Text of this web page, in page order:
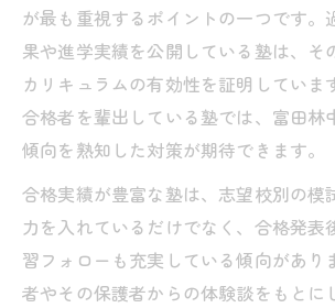
が最も重視するポイントの一つです。
果や進学実績を公開している塾は、そ
カリキュラムの有効性を証明していま
合格者を輩出している塾では、富田林
傾向を熟知した対策が期待できます。
合格実績が豊富な塾は、志望校別の模
力を入れているだけでなく、合格発表
習フォローも充実している傾向があり
者やその保護者からの体験談をもとに